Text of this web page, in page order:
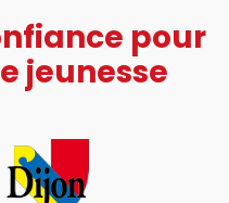
pour
jeunesse